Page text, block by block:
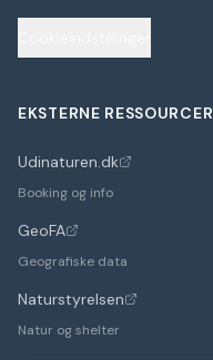
EKSTERNE RESSOURCER
Udinaturen.dk
(åbner i nyt faneblad)
Booking og info
GeoFA
(åbner i nyt faneblad)
Geografiske data
Naturstyrelsen
(åbner i nyt faneblad)
Natur og shelter